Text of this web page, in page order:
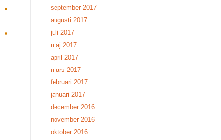
september 2017
augusti 2017
juli 2017
maj 2017
april 2017
mars 2017
februari 2017
januari 2017
december 2016
november 2016
oktober 2016